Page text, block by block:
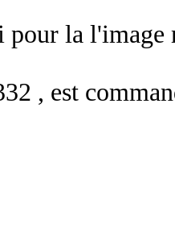
la l'image
, est